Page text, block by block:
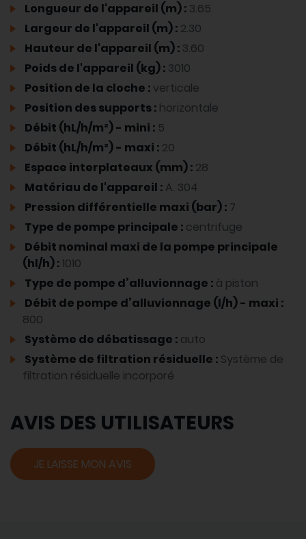
Longueur de l'appareil (m) : 3.65
Largeur de l'appareil (m) : 2.30
Hauteur de l'appareil (m) : 3.60
Poids de l'appareil (kg) : 3010
Position de la cloche : verticale
Position des supports : horizontale
Débit (hL/h/m²) - mini : 5
Débit (hL/h/m²) - maxi : 20
Espace interplateaux (mm) : 28
Matériau de l'appareil : A. 304
Pression différentielle maxi (bar) : 7
Type de pompe principale : centrifuge
Débit nominal maxi de la pompe principale
(hl/h) :1010
Type de pompe d’alluvionnage : à piston
Débit de pompe d’alluvionnage (l/h) - maxi :
800
Système de débatissage : auto
Système de filtration résiduelle : Système de
filtration résiduelle incorporé
AVIS DES UTILISATEURS
JE LAISSE MON AVIS